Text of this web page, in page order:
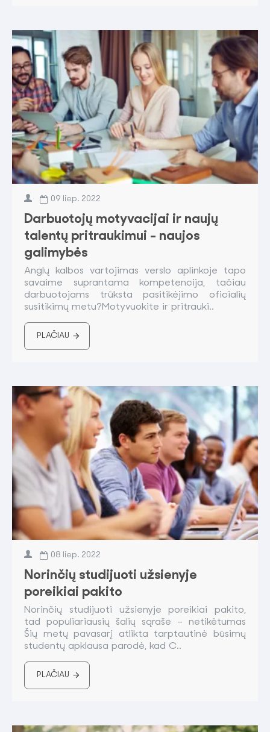
09 liep. 2022
Darbuotojų motyvacijai ir naujų
talentų pritraukimui - naujos
galimybės
Anglų kalbos vartojimas verslo aplinkoje tapo
savaime suprantama kompetencija, tačiau
darbuotojams trūksta pasitikėjimo oficialių
susitikimų metu?Motyvuokite ir pritrauki..
PLAČIAU
08 liep. 2022
Norinčių studijuoti užsienyje
poreikiai pakito
Norinčių studijuoti užsienyje poreikiai pakito,
tad populiariausių šalių sąraše – netikėtumas
Šių metų pavasarį atlikta tarptautinė būsimų
studentų apklausa parodė, kad C..
PLAČIAU